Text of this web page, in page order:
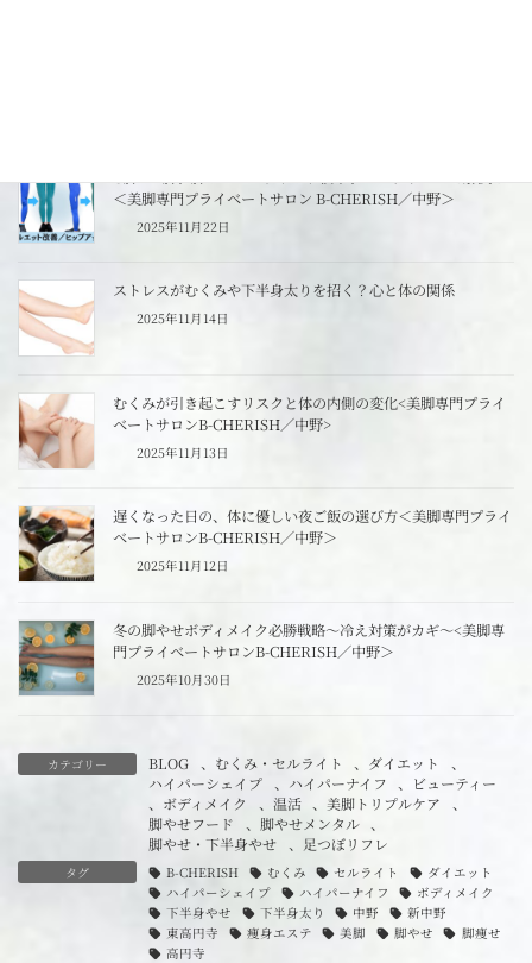
O脚・X脚、脚のシルエットのお悩み、エステサロンで解決！
＜美脚専門プライベートサロン B-CHERISH／中野＞
2025年11月22日
ストレスがむくみや下半身太りを招く？心と体の関係
2025年11月14日
むくみが引き起こすリスクと体の内側の変化<美脚専門プライ
ベートサロンB-CHERISH／中野>
2025年11月13日
遅くなった日の、体に優しい夜ご飯の選び方＜美脚専門プライ
ベートサロンB-CHERISH／中野＞
2025年11月12日
冬の脚やせボディメイク必勝戦略～冷え対策がカギ～<美脚専
門プライベートサロンB-CHERISH／中野＞
2025年10月30日
カテゴリー BLOG 、 むくみ・セルライト 、 ダイエット
、
ハイパーシェイプ 、 ハイパーナイフ 、
ビューティー
、 ボディメイク 、 温活 、美脚トリプルケア
、
脚やせフード
、 脚やせメンタル 、
脚やせ・下半身やせ 、 足つぼリフレ
タグ B-CHERISH むくみ セルライト
ダイエット
ハイパーシェイプ
ハイパーナイフ
ボディメイク
下半身やせ
下半身太り 中野
新中野
東高円寺
痩身エステ 美脚 脚やせ
脚痩せ
高円寺